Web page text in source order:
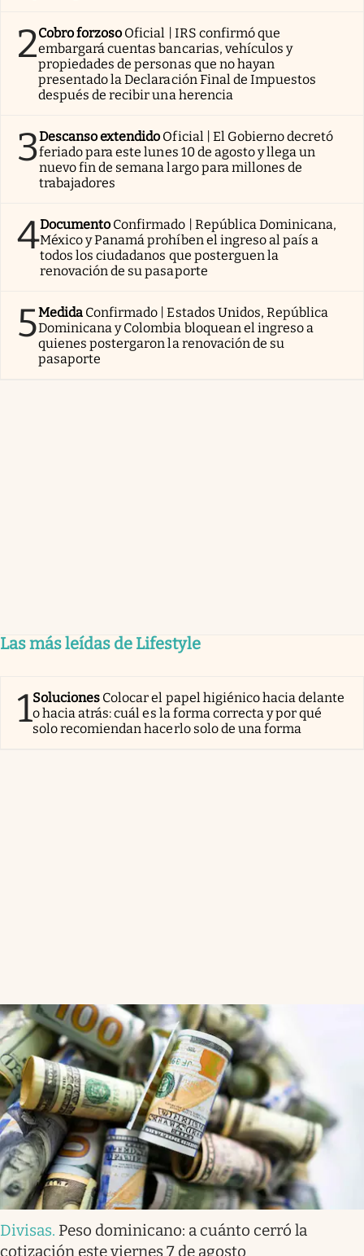
2Cobro forzoso Oficial | IRS confirmó que
embargará cuentas bancarias, vehículos y
propiedades de personas que no hayan
presentado la Declaración Final de Impuestos
después de recibir una herencia
3Descanso extendido Oficial | El Gobierno decretó
feriado para este lunes 10 de agosto y llega un
nuevo fin de semana largo para millones de
trabajadores
4Documento Confirmado | República Dominicana,
México y Panamá prohíben el ingreso al país a
todos los ciudadanos que posterguen la
renovación de su pasaporte
5Medida Confirmado | Estados Unidos, República
Dominicana y Colombia bloquean el ingreso a
quienes postergaron la renovación de su
pasaporte
Las más leídas de Lifestyle
1Soluciones Colocar el papel higiénico hacia delante
o hacia atrás: cuál es la forma correcta y por qué
solo recomiendan hacerlo solo de una forma
Divisas. Peso dominicano: a cuánto cerró la
cotización este viernes 7 de agosto